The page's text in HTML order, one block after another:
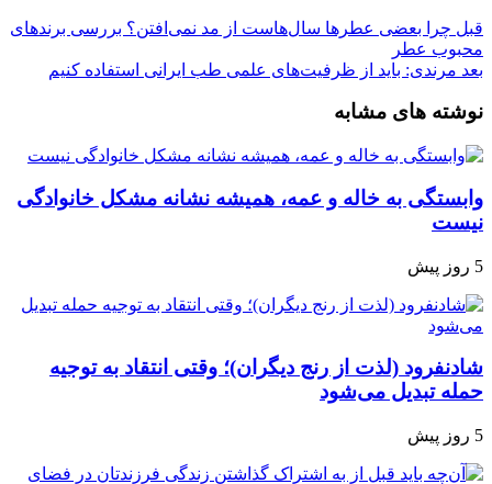
قبل چرا بعضی عطرها سال‌هاست از مد نمی‌افتن؟ بررسی برندهای
محبوب عطر
بعد مرندی: باید از ظرفیت‌های علمی طب ایرانی استفاده کنیم
نوشته های مشابه
وابستگی به خاله و عمه، همیشه نشانه مشکل خانوادگی
نیست
5 روز پیش
شادنفرود (لذت از رنج دیگران)؛ وقتی انتقاد به توجیه
حمله تبدیل می‌شود
5 روز پیش